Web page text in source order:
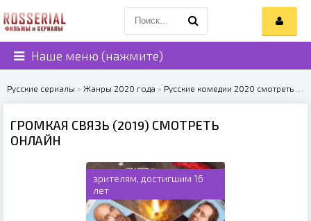
Наше меню (нажмите)
Русские сериалы » Жанры 2020 года » Русские комедии 2020 смотреть онлайн
ГРОМКАЯ СВЯЗЬ (2019) СМОТРЕТЬ
ОНЛАЙН
зрителям, достигшим 16
лет